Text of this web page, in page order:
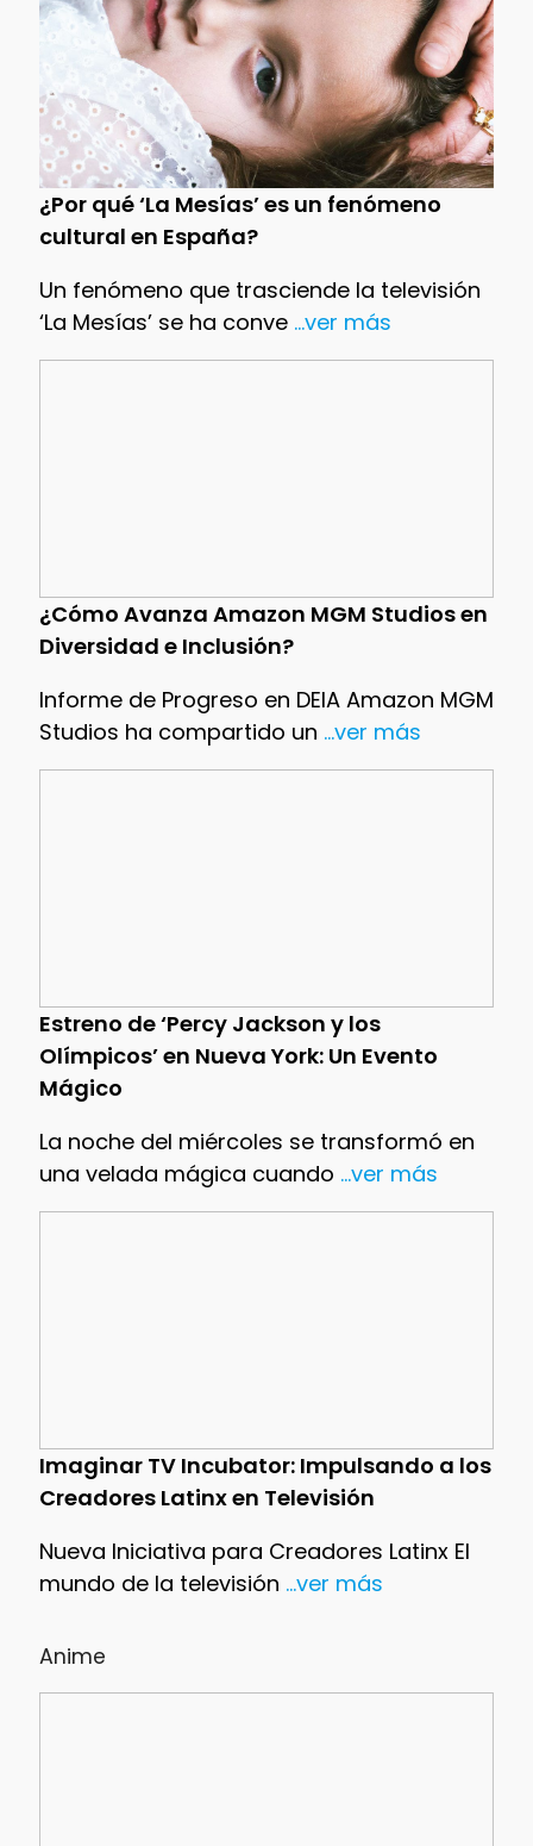
¿Por qué ‘La Mesías’ es un fenómeno
cultural en España?
Un fenómeno que trasciende la televisión
‘La Mesías’ se ha conve...ver más
¿Cómo Avanza Amazon MGM Studios en
Diversidad e Inclusión?
Informe de Progreso en DEIA Amazon MGM
Studios ha compartido un ...ver más
Estreno de ‘Percy Jackson y los
Olímpicos’ en Nueva York: Un Evento
Mágico
La noche del miércoles se transformó en
una velada mágica cuando ...ver más
Imaginar TV Incubator: Impulsando a los
Creadores Latinx en Televisión
Nueva Iniciativa para Creadores Latinx El
mundo de la televisión ...ver más
Anime